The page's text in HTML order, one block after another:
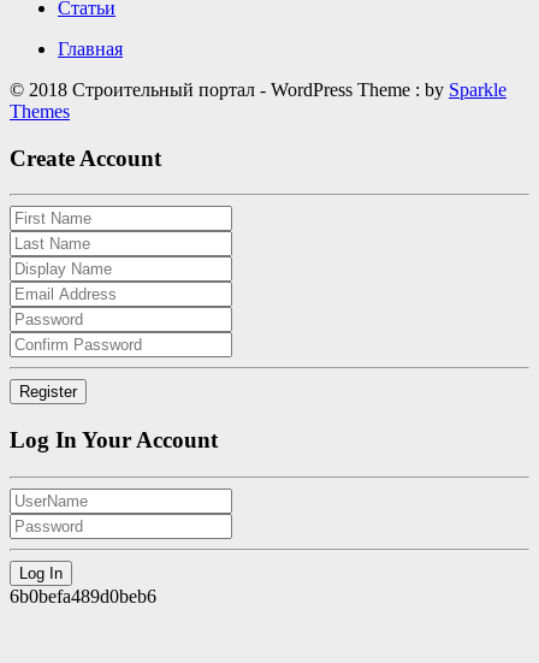
Статьи
Главная
© 2018 Строительный портал - WordPress Theme : by Sparkle
Themes
Create Account
Log In Your Account
6b0befa489d0beb6